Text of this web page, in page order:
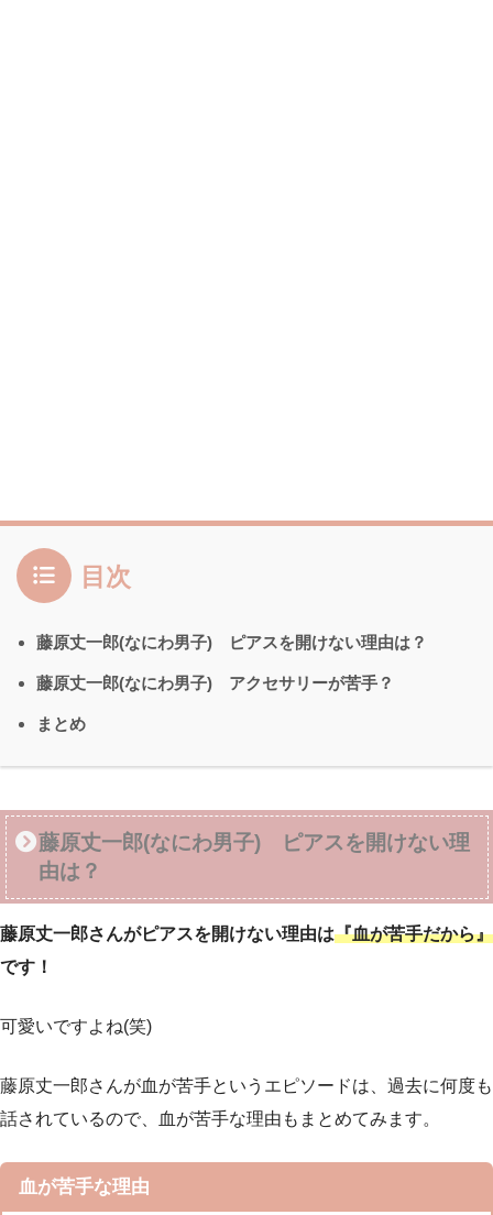
目次
藤原丈一郎(なにわ男子) ピアスを開けない理由は？
藤原丈一郎(なにわ男子) アクセサリーが苦手？
まとめ
藤原丈一郎(なにわ男子) ピアスを開けない理
由は？
藤原丈一郎さんがピアスを開けない理由は『血が苦手だから』
です！
可愛いですよね(笑)
藤原丈一郎さんが血が苦手というエピソードは、過去に何度も
話されているので、血が苦手な理由もまとめてみます。
血が苦手な理由